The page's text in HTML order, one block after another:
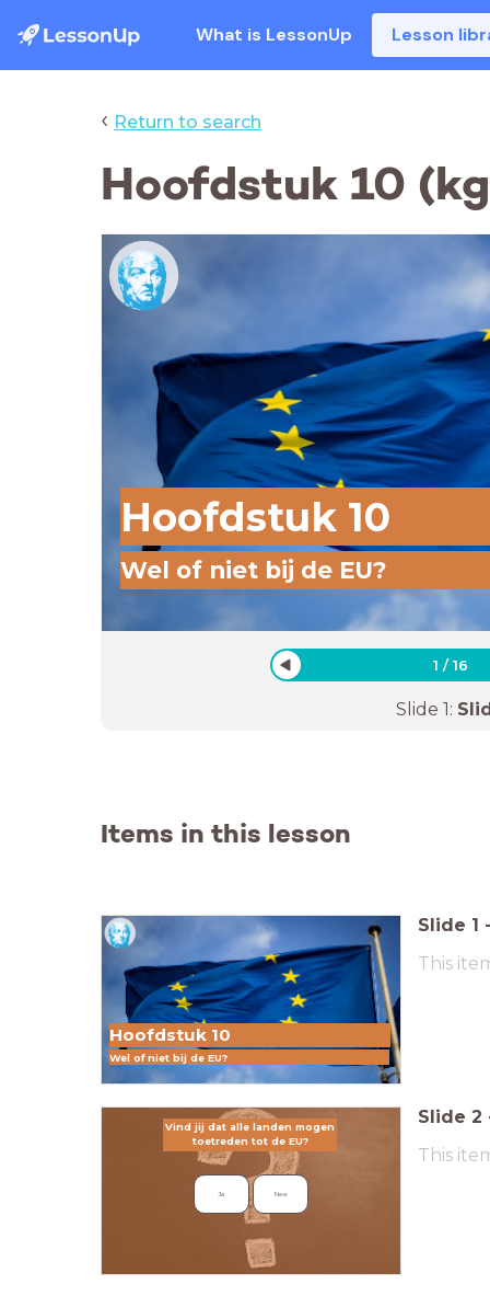
What is LessonUp Lesson
‹ Return to search
Hoofdstuk 10
Hoofdstuk 10
Wel of niet bij de EU?
1 /16
Slide 1:
Items in this lesson
Hoofdstuk 10
Wel of niet bij de EU?
Slide 1 -
This
Vind jij dat alle landen mogen toetreden tot de EU?
Vind jij dat alle landen mogen
toetreden tot de EU?
Ja Nee
Slide 2
This